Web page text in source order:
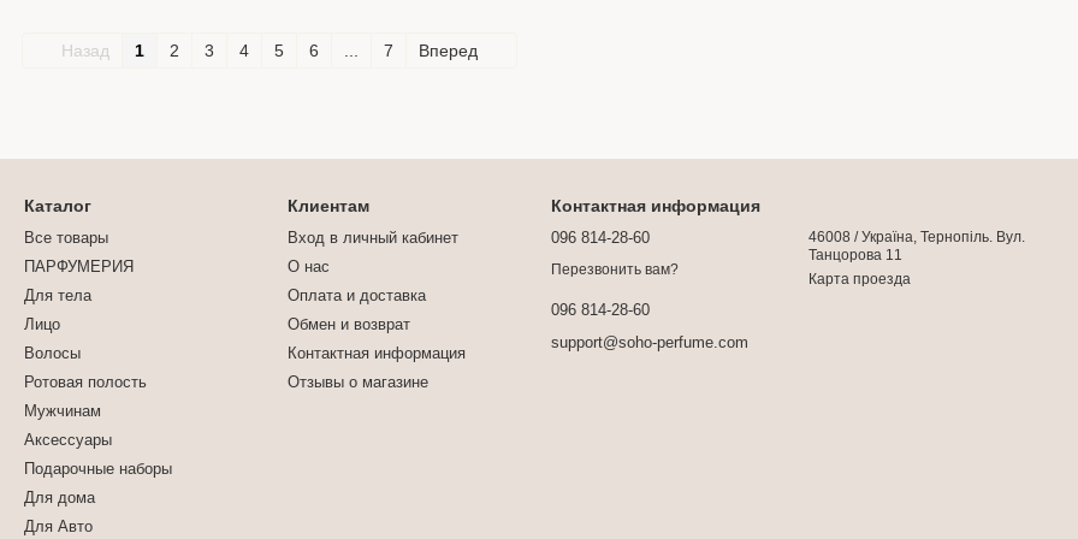
Назад 1 2 3 4 5 6 7 Вперед
Каталог
Все товары
ПАРФУМЕРИЯ
Для тела
Лицо
Волосы
Ротовая полость
Мужчинам
Аксессуары
Подарочные наборы
Для дома
Для Авто
Клиентам
Вход в личный кабинет
О нас
Оплата и доставка
Обмен и возврат
Контактная информация
Отзывы о магазине
Контактная информация
096 814-28-60
Перезвонить вам?
096 814-28-60
support@soho-perfume.com
46008 / Україна, Тернопіль. Вул.
Танцорова 11
Карта проезда